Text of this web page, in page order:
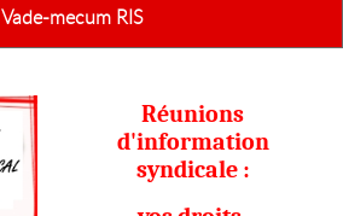
Vade-mecum RIS
Réunions
d'information
syndicale :